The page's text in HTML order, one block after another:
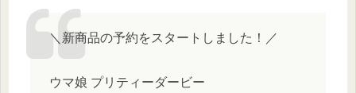
＼新商品の予約をスタートしました！／
ウマ娘 プリティーダービー